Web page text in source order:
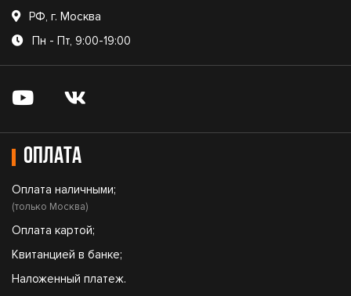
РФ, г. Москва
Пн - Пт, 9:00-19:00
Оплата
Оплата наличными;
(только Москва)
Оплата картой;
Квитанцией в банке;
Наложенный платеж.